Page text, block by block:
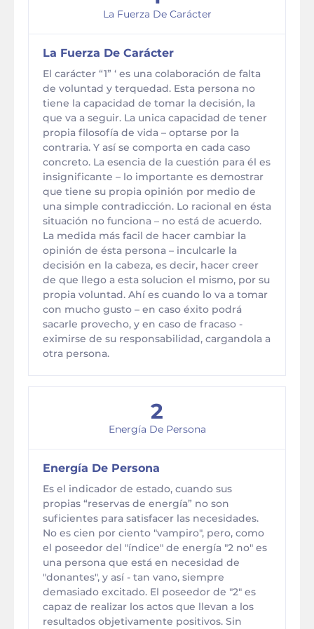
La Fuerza De Carácter
La Fuerza De Carácter
El carácter “1” ‘ es una colaboración de falta
de voluntad y terquedad. Esta persona no
tiene la capacidad de tomar la decisión, la
que va a seguir. La unica capacidad de tener
propia filosofía de vida – optarse por la
contraria. Y así se comporta en cada caso
concreto. La esencia de la cuestión para él es
insignificante – lo importante es demostrar
que tiene su propia opinión por medio de
una simple contradicción. Lo racional en ésta
situación no funciona – no está de acuerdo.
La medida más facil de hacer cambiar la
opinión de ésta persona – inculcarle la
decisión en la cabeza, es decir, hacer creer
de que llego a esta solucion el mismo, por su
propia voluntad. Ahí es cuando lo va a tomar
con mucho gusto – en caso éxito podrá
sacarle provecho, y en caso de fracaso -
eximirse de su responsabilidad, cargandola a
otra persona.
2
Energía De Persona
Energía De Persona
Es el indicador de estado, cuando sus
propias “reservas de energía” no son
suficientes para satisfacer las necesidades.
No es cien por ciento "vampiro", pero, como
el poseedor del "índice" de energía "2 no" es
una persona que está en necesidad de
"donantes", y así - tan vano, siempre
demasiado excitado. El poseedor de "2" es
capaz de realizar los actos que llevan a los
resultados objetivamente positivos. Sin